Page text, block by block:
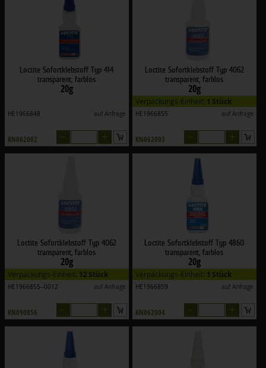
Loctite Sofortklebstoff Typ 414
transparent, farblos
20g
HE1966848 auf Anfrage
KN062002
Loctite Sofortklebstoff Typ 4062
transparent, farblos
20g
Verpackungs-Einheit: 1 Stück
HE1966855 auf Anfrage
KN062003
Loctite Sofortklebstoff Typ 4062
transparent, farblos
20g
Verpackungs-Einheit: 12 Stück
HE1966855--0012 auf Anfrage
KN090856
Loctite Sofortklebstoff Typ 4860
transparent, farblos
20g
Verpackungs-Einheit: 1 Stück
HE1966859 auf Anfrage
KN062004